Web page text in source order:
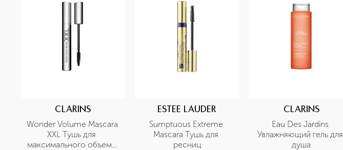
CLARINS
Wonder Volume Mascara
XXL Тушь для
максимального объема
ESTEE LAUDER
Sumptuous Extreme
Mascara Тушь для
ресниц
CLARINS
Eau Des Jardins
Увлажняющий гель для
душа